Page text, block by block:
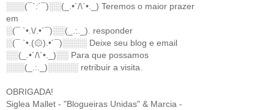
░░░(¯`:´¯)░░(_.•´/\`•._) Teremos o maior prazer
em
░(¯ `•.\/.•´¯)░░(_.:._). responder
░(¯ `•.(۞).•´¯)░░░░ Deixe seu blog e email
░░(_.•´/\`•._)░░ Para que possamos
░░░(_.:._)░░░░░ retribuir a visita.
OBRIGADA!
Siglea Mallet - "Blogueiras Unidas" & Marcia -